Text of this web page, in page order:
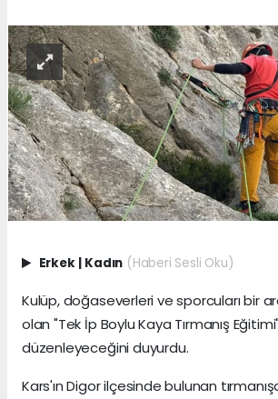
Erkek Kadın (Haberi Sesli Oku)
Kulüp, doğaseverleri ve sporcuları bir
olan "Tek İp Boylu Kaya Tırmanış Eğitimi"
düzenleyeceğini duyurdu.
Kars'ın Digor ilçesinde bulunan